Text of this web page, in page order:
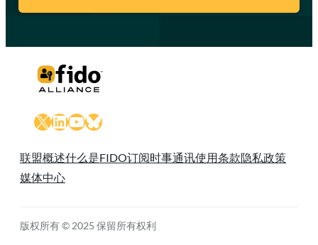
X LinkedIn
YouTube
Bluesky
联盟概述什么是FIDO订阅时事通讯使用条款隐私政策
媒体中心
版权所有 © 2025 保留所有权利